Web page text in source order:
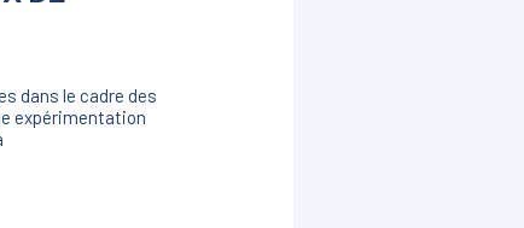
dans le cadre des
expérimentation